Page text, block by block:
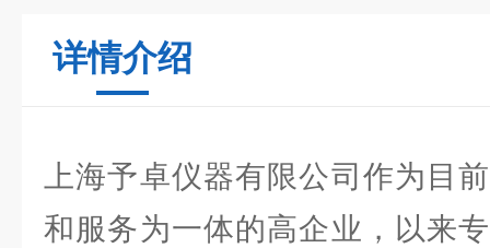
详情介绍
上海予卓仪器有限公司作为目
和服务为一体的高企业，以来